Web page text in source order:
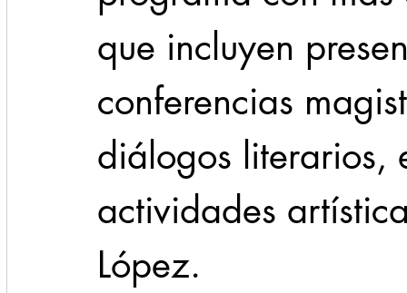
que incluyen
conferencias
diálogos literarios,
actividades
López.